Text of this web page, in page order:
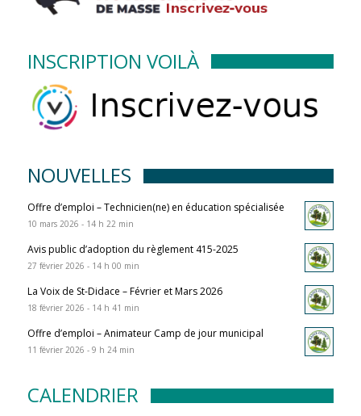
INSCRIPTION VOILÀ
NOUVELLES
Offre d’emploi – Technicien(ne) en éducation spécialisée
10 mars 2026 - 14 h 22 min
Avis public d’adoption du règlement 415-2025
27 février 2026 - 14 h 00 min
La Voix de St-Didace – Février et Mars 2026
18 février 2026 - 14 h 41 min
Offre d’emploi – Animateur Camp de jour municipal
11 février 2026 - 9 h 24 min
CALENDRIER